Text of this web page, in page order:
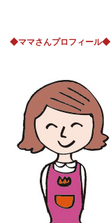
◆ママさんプロフィール◆